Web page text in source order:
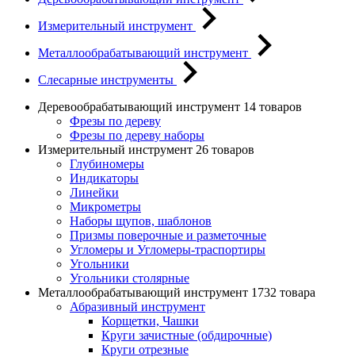
Измерительный инструмент
Металлообрабатывающий инструмент
Слесарные инструменты
Деревообрабатывающий инструмент 14 товаров
Фрезы по дереву
Фрезы по дереву наборы
Измерительный инструмент 26 товаров
Глубиномеры
Индикаторы
Линейки
Микрометры
Наборы щупов, шаблонов
Призмы поверочные и разметочные
Угломеры и Угломеры-траспортиры
Угольники
Угольники столярные
Металлообрабатывающий инструмент 1732 товара
Абразивный инструмент
Корщетки, Чашки
Круги зачистные (обдирочные)
Круги отрезные